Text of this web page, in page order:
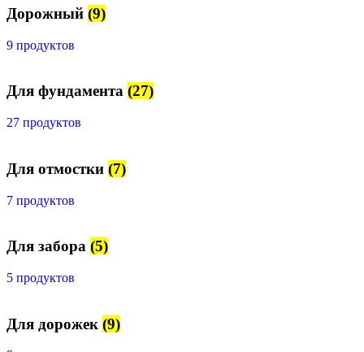
Дорожный (9)
9 продуктов
Для фундамента (27)
27 продуктов
Для отмостки (7)
7 продуктов
Для забора (5)
5 продуктов
Для дорожек (9)